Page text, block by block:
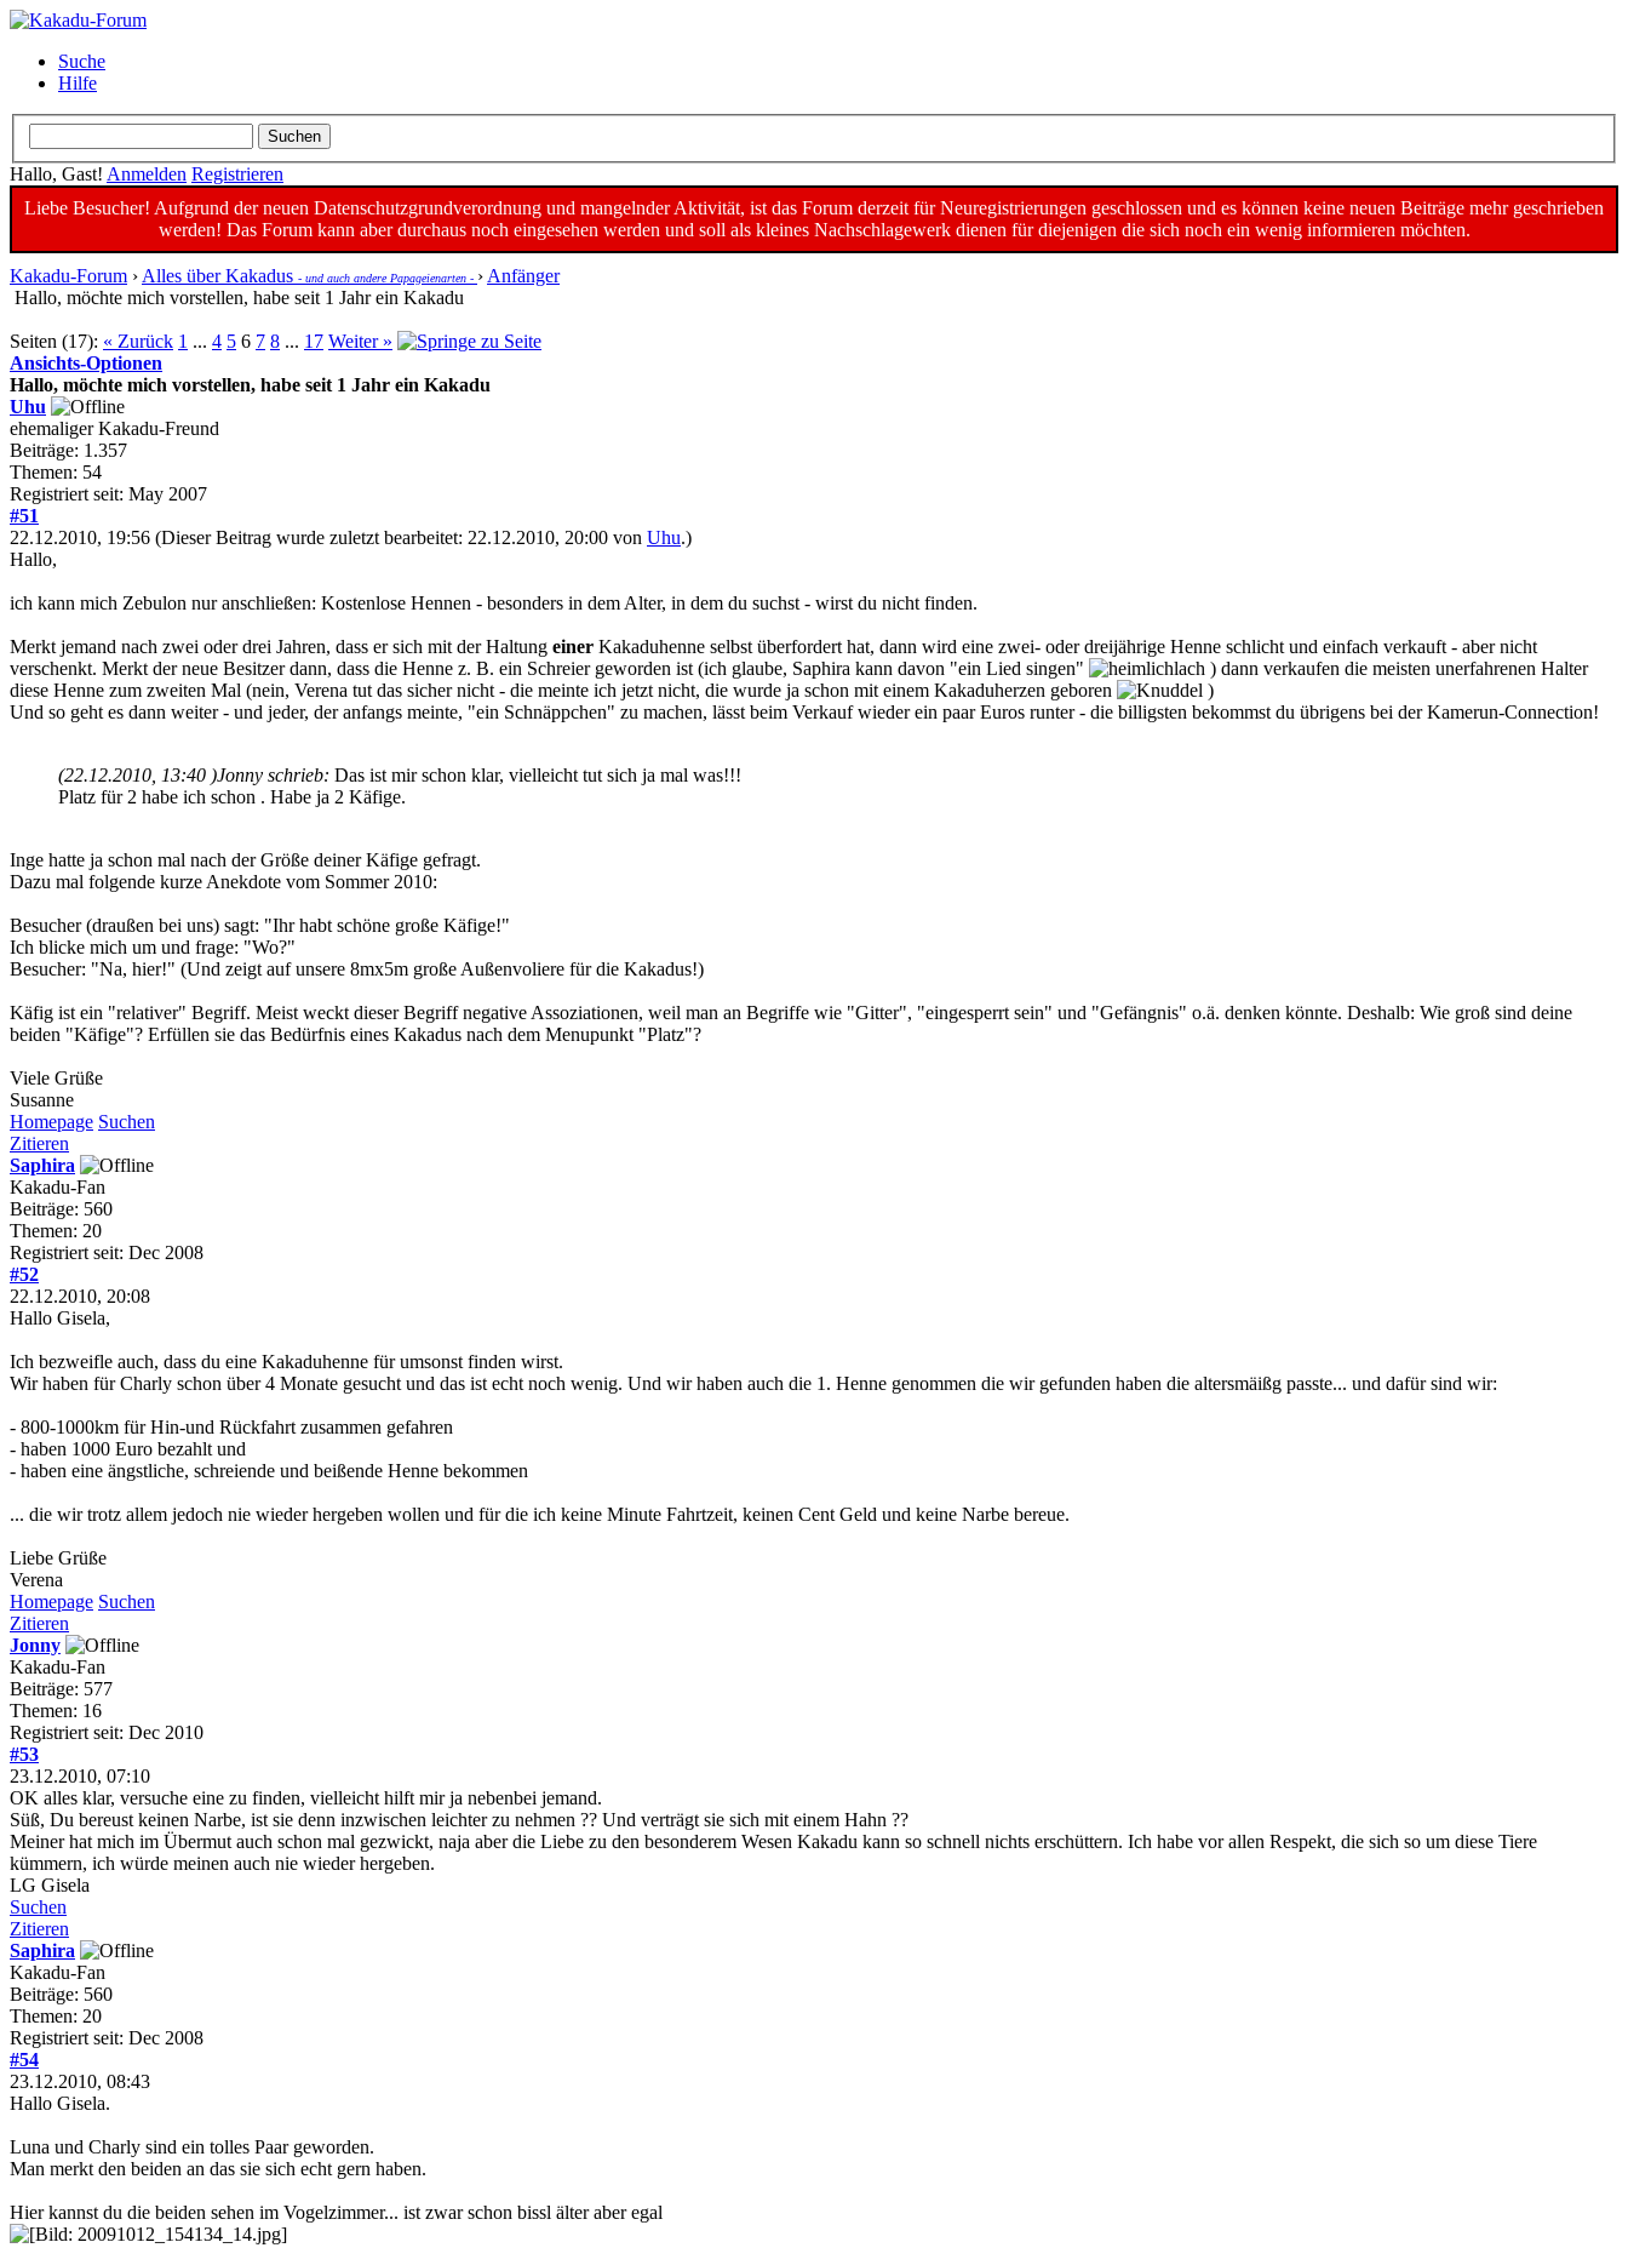
Suche
Hilfe
Hallo, Gast! Anmelden Registrieren
Liebe Besucher! Aufgrund der neuen Datenschutzgrundverordnung und mangelnder Aktivität, ist das Forum derzeit für Neuregistrierungen geschlossen und es können keine neuen Beiträge mehr geschrieben
werden! Das Forum kann aber durchaus noch eingesehen werden und soll als kleines Nachschlagewerk dienen für diejenigen die sich noch ein wenig informieren möchten.
Kakadu-Forum › Alles über Kakadus - und auch andere Papageienarten - › Anfänger
Hallo, möchte mich vorstellen, habe seit 1 Jahr ein Kakadu
Seiten (17): « Zurück 1 ... 4 5 6 7 8 ... 17 Weiter »
Ansichts-Optionen
Hallo, möchte mich vorstellen, habe seit 1 Jahr ein Kakadu
Uhu
ehemaliger Kakadu-Freund
Beiträge: 1.357
Themen: 54
Registriert seit: May 2007
#51
22.12.2010, 19:56 (Dieser Beitrag wurde zuletzt bearbeitet: 22.12.2010, 20:00 von Uhu.)
Hallo,
ich kann mich Zebulon nur anschließen: Kostenlose Hennen - besonders in dem Alter, in dem du suchst - wirst du nicht finden.
Merkt jemand nach zwei oder drei Jahren, dass er sich mit der Haltung einer Kakaduhenne selbst überfordert hat, dann wird eine zwei- oder dreijährige Henne schlicht und einfach verkauft - aber nicht
verschenkt. Merkt der neue Besitzer dann, dass die Henne z. B. ein Schreier geworden ist (ich glaube, Saphira kann davon "ein Lied singen"
) dann verkaufen die meisten unerfahrenen Halter
diese Henne zum zweiten Mal (nein, Verena tut das sicher nicht - die meinte ich jetzt nicht, die wurde ja schon mit einem Kakaduherzen geboren
)
Und so geht es dann weiter - und jeder, der anfangs meinte, "ein Schnäppchen" zu machen, lässt beim Verkauf wieder ein paar Euros runter - die billigsten bekommst du übrigens bei der Kamerun-Connection!
(22.12.2010, 13:40 )Jonny schrieb: Das ist mir schon klar, vielleicht tut sich ja mal was!!!
Platz für 2 habe ich schon . Habe ja 2 Käfige.
Inge hatte ja schon mal nach der Größe deiner Käfige gefragt.
Dazu mal folgende kurze Anekdote vom Sommer 2010:
Besucher (draußen bei uns) sagt: "Ihr habt schöne große Käfige!"
Ich blicke mich um und frage: "Wo?"
Besucher: "Na, hier!" (Und zeigt auf unsere 8mx5m große Außenvoliere für die Kakadus!)
Käfig ist ein "relativer" Begriff. Meist weckt dieser Begriff negative Assoziationen, weil man an Begriffe wie "Gitter", "eingesperrt sein" und "Gefängnis" o.ä. denken könnte. Deshalb: Wie groß sind deine
beiden "Käfige"? Erfüllen sie das Bedürfnis eines Kakadus nach dem Menupunkt "Platz"?
Viele Grüße
Susanne
Homepage Suchen
Zitieren
Saphira
Kakadu-Fan
Beiträge: 560
Themen: 20
Registriert seit: Dec 2008
#52
22.12.2010, 20:08
Hallo Gisela,
Ich bezweifle auch, dass du eine Kakaduhenne für umsonst finden wirst.
Wir haben für Charly schon über 4 Monate gesucht und das ist echt noch wenig. Und wir haben auch die 1. Henne genommen die wir gefunden haben die altersmäißg passte... und dafür sind wir:
- 800-1000km für Hin-und Rückfahrt zusammen gefahren
- haben 1000 Euro bezahlt und
- haben eine ängstliche, schreiende und beißende Henne bekommen
... die wir trotz allem jedoch nie wieder hergeben wollen und für die ich keine Minute Fahrtzeit, keinen Cent Geld und keine Narbe bereue.
Liebe Grüße
Verena
Homepage Suchen
Zitieren
Jonny
Kakadu-Fan
Beiträge: 577
Themen: 16
Registriert seit: Dec 2010
#53
23.12.2010, 07:10
OK alles klar, versuche eine zu finden, vielleicht hilft mir ja nebenbei jemand.
Süß, Du bereust keinen Narbe, ist sie denn inzwischen leichter zu nehmen ?? Und verträgt sie sich mit einem Hahn ??
Meiner hat mich im Übermut auch schon mal gezwickt, naja aber die Liebe zu den besonderem Wesen Kakadu kann so schnell nichts erschüttern. Ich habe vor allen Respekt, die sich so um diese Tiere
kümmern, ich würde meinen auch nie wieder hergeben.
LG Gisela
Suchen
Zitieren
Saphira
Kakadu-Fan
Beiträge: 560
Themen: 20
Registriert seit: Dec 2008
#54
23.12.2010, 08:43
Hallo Gisela.
Luna und Charly sind ein tolles Paar geworden.
Man merkt den beiden an das sie sich echt gern haben.
Hier kannst du die beiden sehen im Vogelzimmer... ist zwar schon bissl älter aber egal